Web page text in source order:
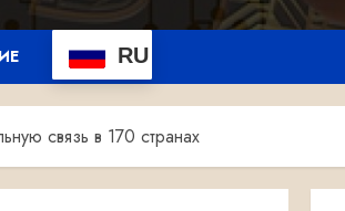
RU
связь в 170 странах